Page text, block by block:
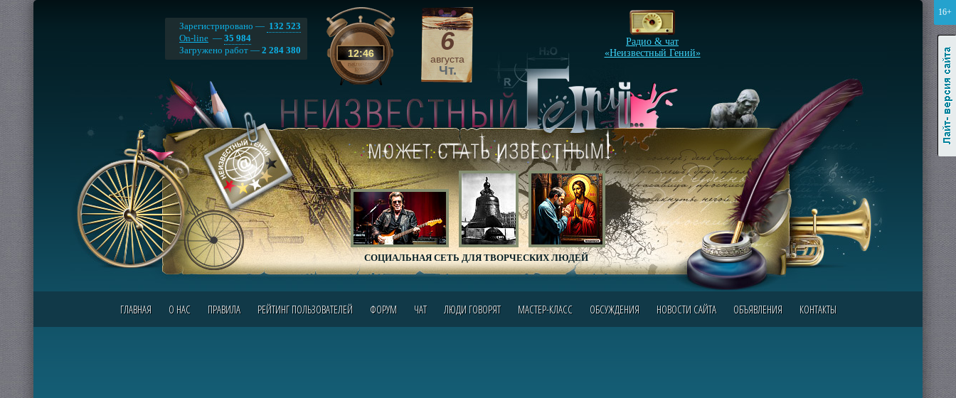
16+
12:46
Зарегистрировано — 132 523
On-line — 35 984
Загружено работ — 2 284 380 6
августа
Чт.
СОЦИАЛЬНАЯ СЕТЬ ДЛЯ ТВОРЧЕСКИХ ЛЮДЕЙ
Радио & чат
«Неизвестный Гений»
ГЛАВНАЯ О НАС ПРАВИЛА РЕЙТИНГ ПОЛЬЗОВАТЕЛЕЙ ФОРУМ ЧАТ ЛЮДИ ГОВОРЯТ МАСТЕР-КЛАСС ОБСУЖДЕНИЯ НОВОСТИ САЙТА ОБЪЯВЛЕНИЯ КОНТАКТЫ